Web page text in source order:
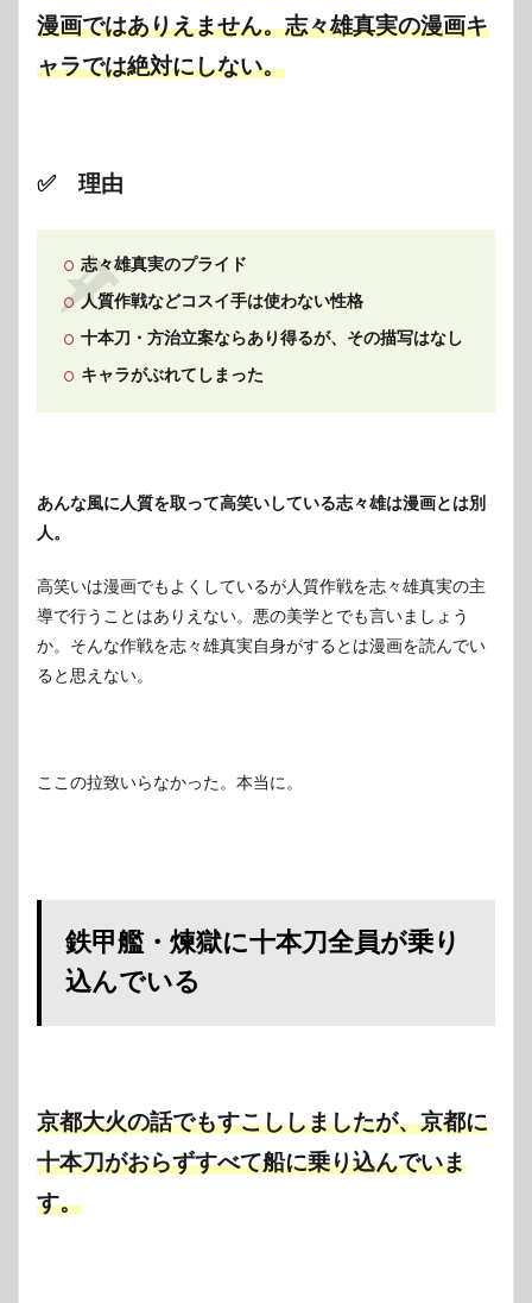
漫画ではありえません。志々雄真実の漫画キ
ャラでは絶対にしない。
✅ 理由
志々雄真実のプライド
人質作戦などコスイ手は使わない性格
十本刀・方治立案ならあり得るが、その描写はなし
キャラがぶれてしまった
あんな風に人質を取って高笑いしている志々雄は漫画とは別
人。
高笑いは漫画でもよくしているが人質作戦を志々雄真実の主
導で行うことはありえない。 悪の美学とでも言いましょう
か。そんな作戦を志々雄真実自身がするとは漫画を読んでい
ると思えない。
ここの拉致いらなかった。本当に。
鉄甲艦・煉獄に十本刀全員が乗り
込んでいる
京都大火の話でもすこししましたが、京都に
十本刀がおらずすべて船に乗り込んでいま
す。